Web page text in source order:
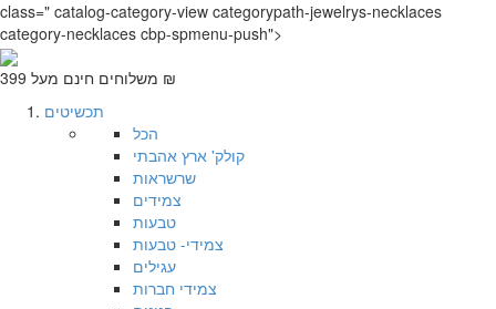
class=" catalog-category-view categorypath-jewelrys-necklaces
category-necklaces cbp-spmenu-push">
משלוחים חינם מעל 399 ₪
תכשיטים
הכל
קולק' ארץ אהבתי
שרשראות
צמידים
טבעות
צמידי- טבעות
עגילים
צמידי חברות